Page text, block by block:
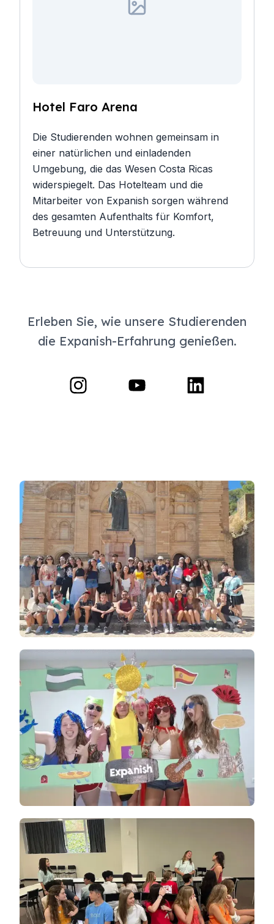
Hotel Faro Arena
Die Studierenden wohnen gemeinsam in
einer natürlichen und einladenden
Umgebung, die das Wesen Costa Ricas
widerspiegelt. Das Hotelteam und die
Mitarbeiter von Expanish sorgen während
des gesamten Aufenthalts für Komfort,
Betreuung und Unterstützung.
Erleben Sie, wie unsere Studierenden
die Expanish-Erfahrung genießen.